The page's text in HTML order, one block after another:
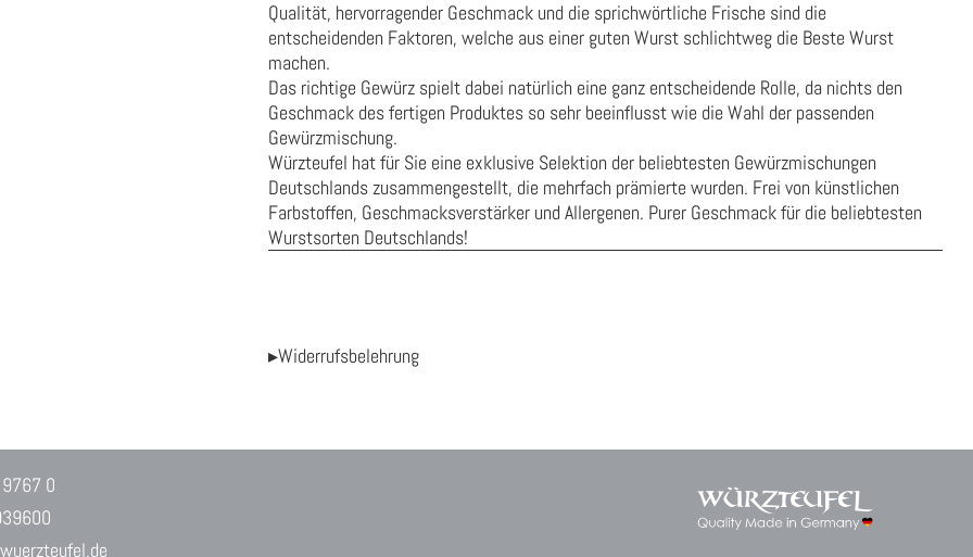
Qualität, hervorragender Geschmack und die sprichwörtliche Frische sind die
entscheidenden Faktoren, welche aus einer guten Wurst schlichtweg die Beste Wurst
machen.
Das richtige Gewürz spielt dabei natürlich eine ganz entscheidende Rolle, da nichts den
Geschmack des fertigen Produktes so sehr beeinflusst wie die Wahl der passenden
Gewürzmischung.
Würzteufel hat für Sie eine exklusive Selektion der beliebtesten Gewürzmischungen
Deutschlands zusammengestellt, die mehrfach prämierte wurden. Frei von künstlichen
Farbstoffen, Geschmacksverstärker und Allergenen. Purer Geschmack für die beliebtesten
Wurstsorten Deutschlands!
▸Widerrufsbelehrung
0